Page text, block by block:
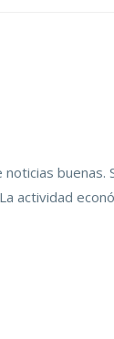
buenas.
actividad